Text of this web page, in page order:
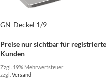
GN-Deckel 1/9
Preise nur sichtbar für registrierte
Kunden
Zzgl. 19% Mehrwertsteuer
zzgl. Versand